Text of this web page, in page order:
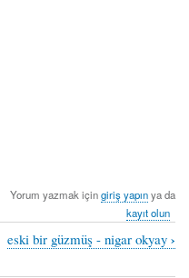
Yorum yazmak içingiriş yapınya da
kayıt olun
eski bir güzmüş - nigar okyay ›